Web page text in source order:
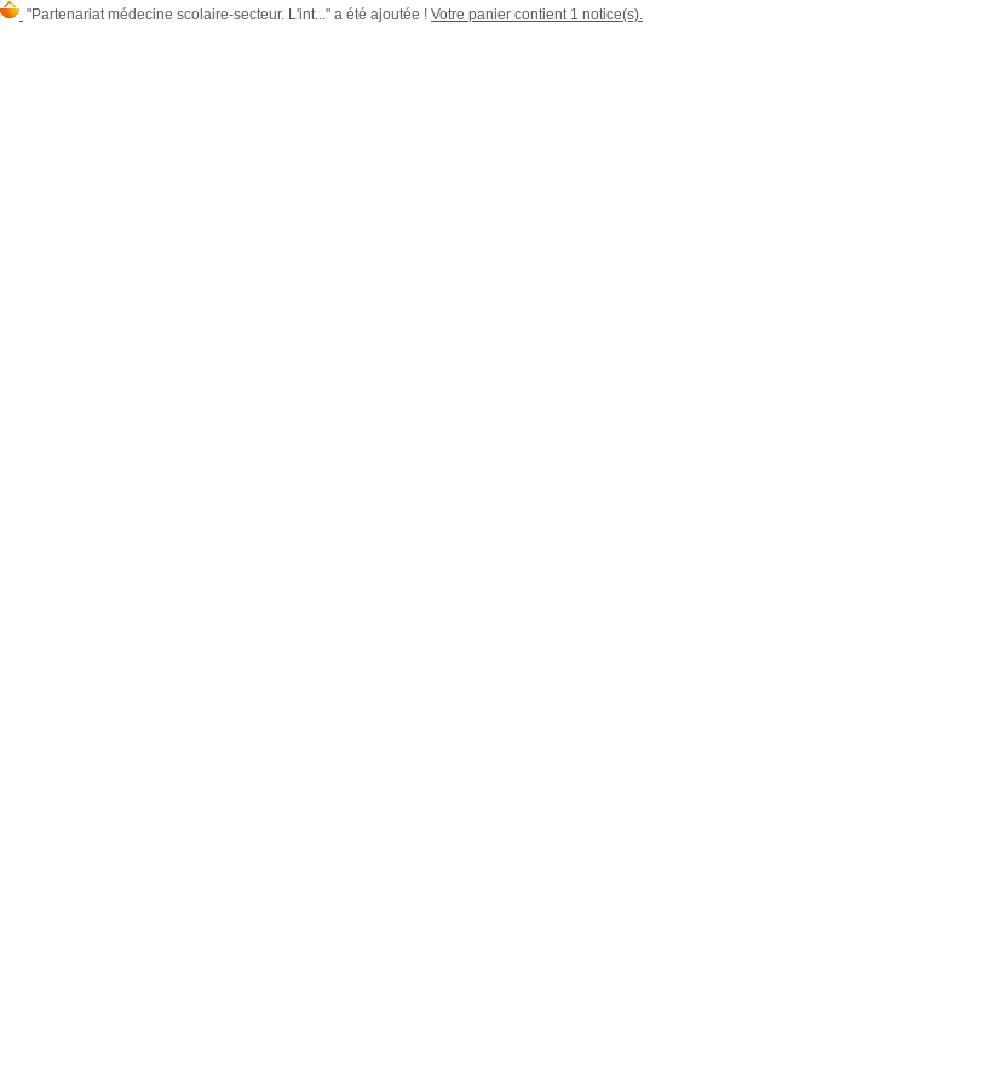
"Partenariat médecine scolaire-secteur. L'int..." a été ajoutée ! Votre panier contient 1 notice(s).